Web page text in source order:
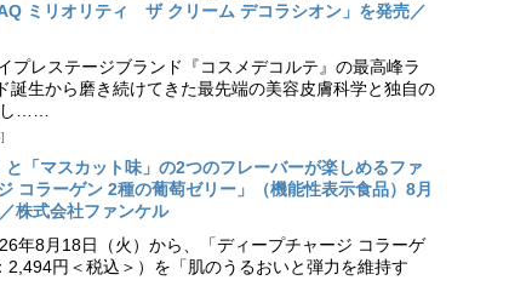
ミリオリティ ザ クリーム デコラシオン」を発売／
プレステージブランド『コスメデコルテ』の最高峰ラ
誕生から磨き続けてきた最先端の美容皮膚科学と独自の
し……
「マスカット味」の2つのフレーバーが楽しめるファ
コラーゲン 2種の葡萄ゼリー」（機能性表示食品）8月
株式会社ファンケル
年8月18日（火）から、「ディープチャージ コラーゲ
円＜税込＞）を「肌のうるおいと弾力を維持す